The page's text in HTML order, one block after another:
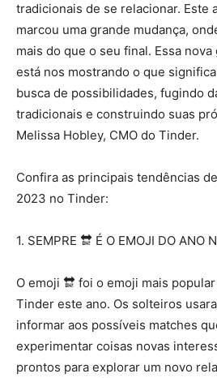
tradicionais de se relacionar. Este
marcou uma grande mudança,
mais do que o seu final. Essa
está nos mostrando o que
busca de possibilidades, fugindo
tradicionais e construindo suas
Melissa Hobley, CMO do Tinder.
Confira as principais tendências
2023 no Tinder:
1. SEMPRE 🔛 É O EMOJI DO ANO
O emoji 🔛 foi o emoji mais
Tinder este ano. Os solteiros
informar aos possíveis matches
experimentar coisas novas
prontos para explorar um novo